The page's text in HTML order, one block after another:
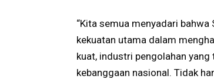
“Kita semua menyadari
kekuatan utama dalam
kuat, industri pengolahan
kebanggaan nasional. Tidak